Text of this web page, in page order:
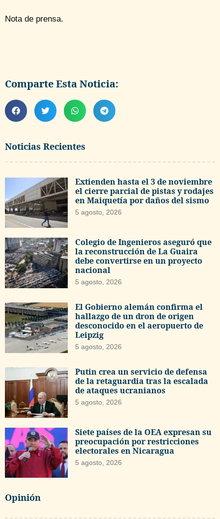
Noticias Recientes
Extienden hasta el 3 de noviembre
el cierre parcial de pistas y rodajes
en Maiquetía por daños del sismo
5 agosto, 2026
Colegio de Ingenieros aseguró que
la reconstrucción de La Guaira
debe convertirse en un proyecto
nacional
5 agosto, 2026
El Gobierno alemán confirma el
hallazgo de un dron de origen
desconocido en el aeropuerto de
Leipzig
5 agosto, 2026
Putin crea un servicio de defensa
de la retaguardia tras la escalada
de ataques ucranianos
5 agosto, 2026
Siete países de la OEA expresan su
preocupación por restricciones
electorales en Nicaragua
5 agosto, 2026
Opinión
Nota de prensa.
Comparte Esta Noticia: